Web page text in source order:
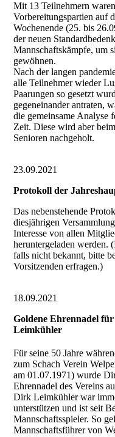
Mit 13 Teilnehmern
Vorbereitungspartien auf
Wochenende (25. bis
der neuen
Mannschaftskämpfe, um
gewöhnen.
Nach der langen
alle Teilnehmer wieder
Paarungen so gesetzt
gegeneinander antraten,
die gemeinsame Analyse
Zeit. Diese wird aber
Senioren nachgeholt.
23.09.2021
Protokoll der
Das nebenstehende
diesjährigen
Interesse von allen
heruntergeladen werden.
falls nicht bekannt, bitte
Vorsitzenden erfragen.)
18.09.2021
Goldene Ehrennadel
Leimkühler
Für seine 50 Jahre
zum Schach Verein
am 01.07.1971) wurde
Ehrennadel des Vereins
Dirk Leimkühler war
unterstützen und ist seit
Mannschaftsspieler. So
Mannschaftsführer von